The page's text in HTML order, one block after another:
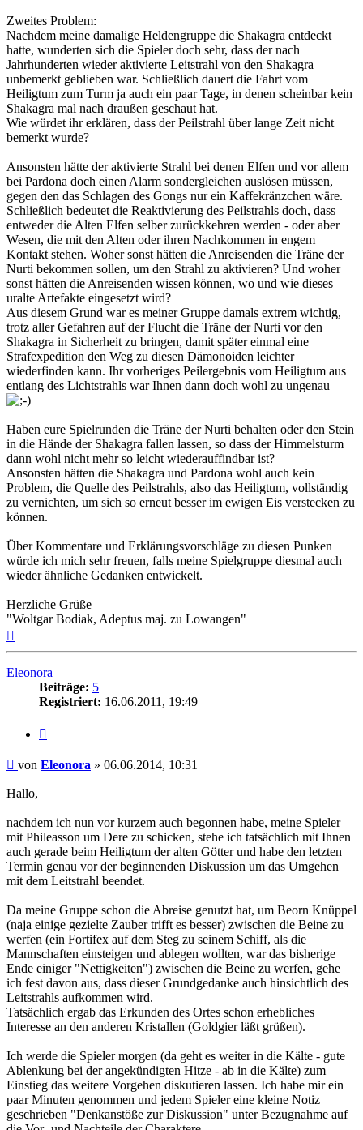
Zweites Problem:
Nachdem meine damalige Heldengruppe die Shakagra entdeckt
hatte, wunderten sich die Spieler doch sehr, dass der nach
Jahrhunderten wieder aktivierte Leitstrahl von den Shakagra
unbemerkt geblieben war. Schließlich dauert die Fahrt vom
Heiligtum zum Turm ja auch ein paar Tage, in denen scheinbar kein
Shakagra mal nach draußen geschaut hat.
Wie würdet ihr erklären, dass der Peilstrahl über lange Zeit nicht
bemerkt wurde?
Ansonsten hätte der aktivierte Strahl bei denen Elfen und vor allem
bei Pardona doch einen Alarm sondergleichen auslösen müssen,
gegen den das Schlagen des Gongs nur ein Kaffekränzchen wäre.
Schließlich bedeutet die Reaktivierung des Peilstrahls doch, dass
entweder die Alten Elfen selber zurückkehren werden - oder aber
Wesen, die mit den Alten oder ihren Nachkommen in engem
Kontakt stehen. Woher sonst hätten die Anreisenden die Träne der
Nurti bekommen sollen, um den Strahl zu aktivieren? Und woher
sonst hätten die Anreisenden wissen können, wo und wie dieses
uralte Artefakte eingesetzt wird?
Aus diesem Grund war es meiner Gruppe damals extrem wichtig,
trotz aller Gefahren auf der Flucht die Träne der Nurti vor den
Shakagra in Sicherheit zu bringen, damit später einmal eine
Strafexpedition den Weg zu diesen Dämonoiden leichter
wiederfinden kann. Ihr vorheriges Peilergebnis vom Heiligtum aus
entlang des Lichtstrahls war Ihnen dann doch wohl zu ungenau
Haben eure Spielrunden die Träne der Nurti behalten oder den Stein
in die Hände der Shakagra fallen lassen, so dass der Himmelsturm
dann wohl nicht mehr so leicht wiederauffindbar ist?
Ansonsten hätten die Shakagra und Pardona wohl auch kein
Problem, die Quelle des Peilstrahls, also das Heiligtum, vollständig
zu vernichten, um sich so erneut besser im ewigen Eis verstecken zu
können.
Über Kommentare und Erklärungsvorschläge zu diesen Punken
würde ich mich sehr freuen, falls meine Spielgruppe diesmal auch
wieder ähnliche Gedanken entwickelt.
Herzliche Grüße
"Woltgar Bodiak, Adeptus maj. zu Lowangen"
Eleonora
Beiträge: 5
Registriert: 16.06.2011, 19:49
Beitrag
von Eleonora » 06.06.2014, 10:31
Hallo,
nachdem ich nun vor kurzem auch begonnen habe, meine Spieler
mit Phileasson um Dere zu schicken, stehe ich tatsächlich mit Ihnen
auch gerade beim Heiligtum der alten Götter und habe den letzten
Termin genau vor der beginnenden Diskussion um das Umgehen
mit dem Leitstrahl beendet.
Da meine Gruppe schon die Abreise genutzt hat, um Beorn Knüppel
(naja einige gezielte Zauber trifft es besser) zwischen die Beine zu
werfen (ein Fortifex auf dem Steg zu seinem Schiff, als die
Mannschaften einsteigen und ablegen wollten, war das bisherige
Ende einiger "Nettigkeiten") zwischen die Beine zu werfen, gehe
ich fest davon aus, dass dieser Grundgedanke auch hinsichtlich des
Leitstrahls aufkommen wird.
Tatsächlich ergab das Erkunden des Ortes schon erhebliches
Interesse an den anderen Kristallen (Goldgier läßt grüßen).
Ich werde die Spieler morgen (da geht es weiter in die Kälte - gute
Ablenkung bei der angekündigten Hitze - ab in die Kälte) zum
Einstieg das weitere Vorgehen diskutieren lassen. Ich habe mir ein
paar Minuten genommen und jedem Spieler eine kleine Notiz
geschrieben "Denkanstöße zur Diskussion" unter Bezugnahme auf